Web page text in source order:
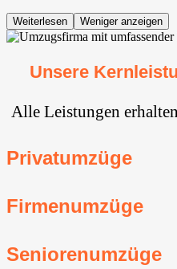
Weiterlesen Weniger anzeigen
Unsere
Alle Leistungen
Privatumzüge
Firmenumzüge
Seniorenumzüge